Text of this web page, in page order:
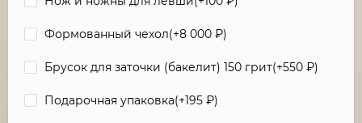
Формованный чехол(+8 000 ₽)
Брусок для заточки (бакелит) 150 грит(+550 ₽)
Подарочная упаковка(+195 ₽)